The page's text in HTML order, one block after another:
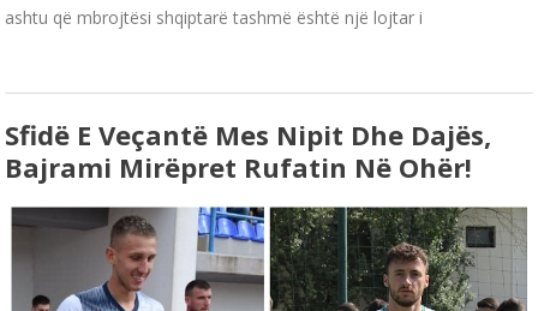
ashtu që mbrojtësi shqiptarë tashmë është një lojtar i
Sfidë E Veçantë Mes Nipit Dhe Dajës,
Bajrami Mirëpret Rufatin Në Ohër!